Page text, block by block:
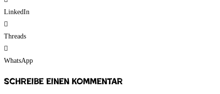
LinkedIn
Threads
WhatsApp
Schreibe einen Kommentar